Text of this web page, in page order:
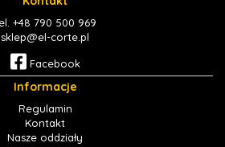
+48 790 500 969
sklep@el-corte.pl
Facebook
Informacje
Regulamin
Kontakt
Nasze oddziały